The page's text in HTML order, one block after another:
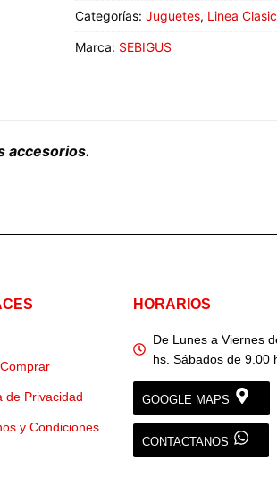
Categorías: Juguetes, Linea
Marca: SEBIGUS
accesorios.
de Privacidad
y Condiciones
HORARIOS
De Lunes a Viernes
hs. Sábados de 9.00
GOOGLE MAPS
CONTACTANOS